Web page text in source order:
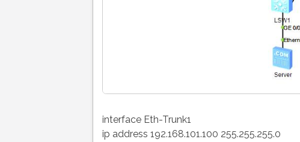
interface Eth-Trunk1
ip address 192.168.101.100 255.255.255.0